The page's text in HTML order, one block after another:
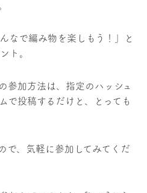
なで編み物を楽しもう！」と
ト。
参加方法は、指定のハッシュ
で投稿するだけと、とっても
で、気軽に参加してみてくだ